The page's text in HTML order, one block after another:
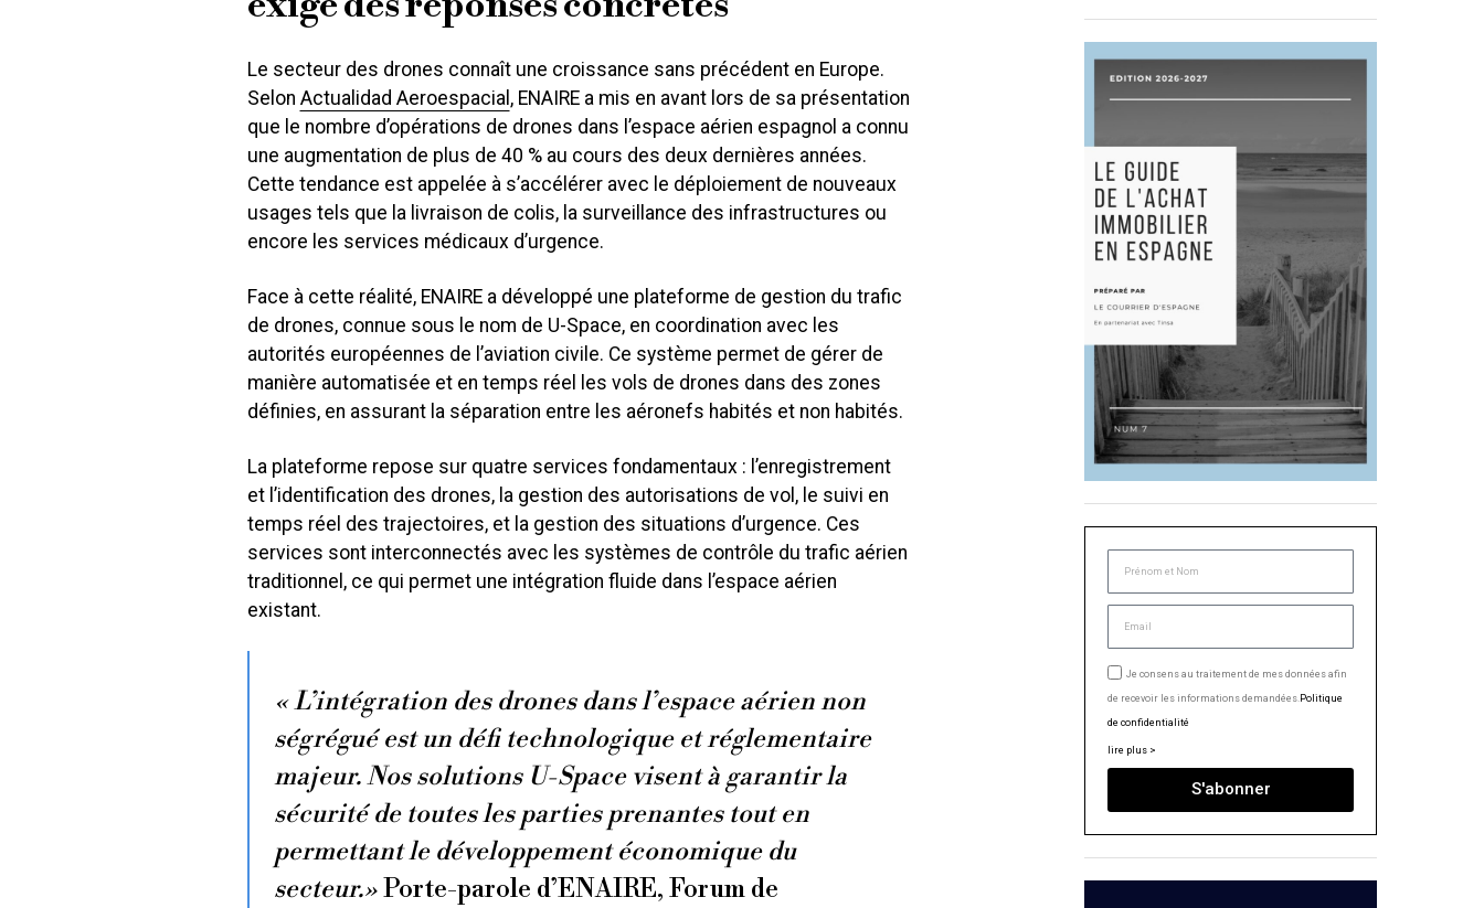
Le secteur des drones connaît une croissance sans précédent en Europe.
Selon Actualidad Aeroespacial , ENAIRE a mis en avant lors de sa présentation
que le nombre d’opérations de drones dans l’espace aérien espagnol a connu
une augmentation de plus de 40 % au cours des deux dernières années.
Cette tendance est appelée à s’accélérer avec le déploiement de nouveaux
usages tels que la livraison de colis, la surveillance des infrastructures ou
encore les services médicaux d’urgence.
Face à cette réalité, ENAIRE a développé une plateforme de gestion du trafic
de drones, connue sous le nom de U-Space, en coordination avec les
autorités européennes de l’aviation civile. Ce système permet de gérer de
manière automatisée et en temps réel les vols de drones dans des zones
définies, en assurant la séparation entre les aéronefs habités et non habités.
La plateforme repose sur quatre services fondamentaux : l’enregistrement
et l’identification des drones, la gestion des autorisations de vol, le suivi en
temps réel des trajectoires, et la gestion des situations d’urgence. Ces
services sont interconnectés avec les systèmes de contrôle du trafic aérien
traditionnel, ce qui permet une intégration fluide dans l’espace aérien
existant.
« L’intégration des drones dans l’espace aérien non
ségrégué est un défi technologique et réglementaire
majeur. Nos solutions U-Space visent à garantir la
sécurité de toutes les parties prenantes tout en
permettant le développement économique du
secteur.»Porte-parole d’ENAIRE, Forum de
Je consens au traitement de mes données afin
de recevoir les informations demandées. Politique
de confidentialité
lire plus >
S'abonner